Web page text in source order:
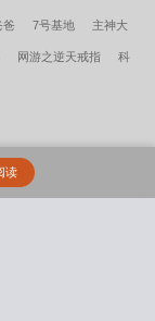
爸 7号基地 主神大
网游之逆天戒指 科
后在无限游戏里杀疯了
读